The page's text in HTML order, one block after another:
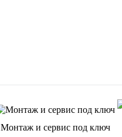
Монтаж и сервис под ключ